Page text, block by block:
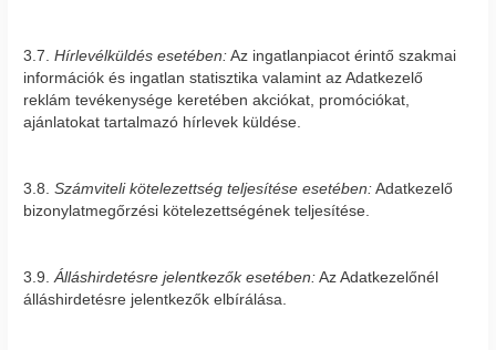
3.7. Hírlevélküldés esetében:Az ingatlanpiacot érintő szakmai
információk és ingatlan statisztika valamint az Adatkezelő
reklám tevékenysége keretében akciókat, promóciókat,
ajánlatokat tartalmazó hírlevek küldése.
3.8. Számviteli kötelezettség teljesítése esetében:Adatkezelő
bizonylatmegőrzési kötelezettségének teljesítése.
3.9.Álláshirdetésre jelentkezők esetében:Az Adatkezelőnél
álláshirdetésre jelentkezők elbírálása.